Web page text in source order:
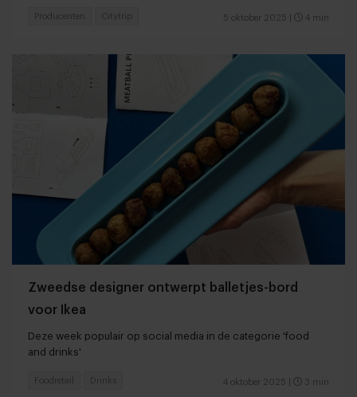
5 oktober 2025 4 min
Producenten Citytrip
Zweedse designer ontwerpt balletjes-bord
voor Ikea
Deze week populair op social media in de categorie 'food
and drinks'
4 oktober 2025 3 min
Foodretail Drinks